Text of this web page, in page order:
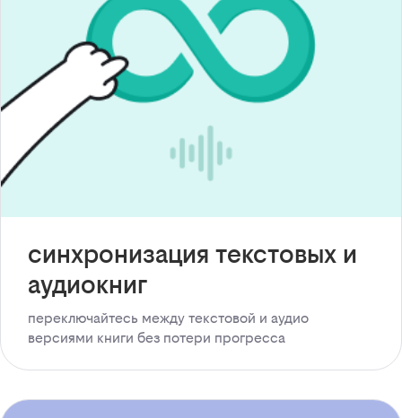
синхронизация текстовых и
аудиокниг
переключайтесь между текстовой и аудио
версиями книги без потери прогресса